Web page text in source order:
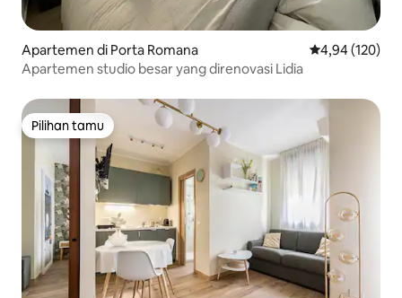
Apartemen di Porta Romana Nilai rata-rata
4,94 (120)
Apartemen studio besar yang direnovasi Lidia
Pilihan tamu
Pilihan tamu